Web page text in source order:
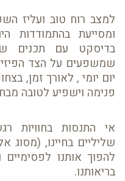
למצב רוח טוב ועליז
ומסייעת בהתמודדות
בדיסקט עם תכנים
שמשפעים על הצד
יום יומי , לאורך זמן,
פנימה וישפיע לטובה
אי התנסות בחוויות
שליליים בחיינו, (מסוג
להפוך אותנו
בריאותנו.